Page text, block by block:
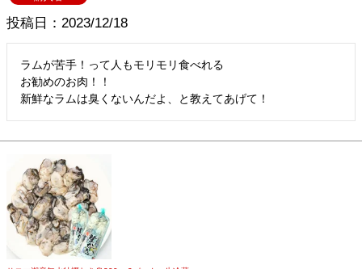
投稿日 2023/12/18
ラムが苦手！って人もモリモリ食べれる
お勧めのお肉！！
新鮮なラムは臭くないんだよ、と教えてあげて！